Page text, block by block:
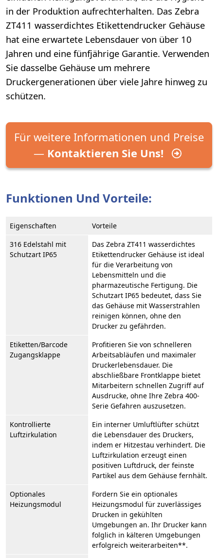
in der Produktion aufrechterhalten. Das Zebra
ZT411 wasserdichtes Etikettendrucker Gehäuse
hat eine erwartete Lebensdauer von über 10
Jahren und eine fünfjährige Garantie. Verwenden
Sie dasselbe Gehäuse um mehrere
Druckergenerationen über viele Jahre hinweg zu
schützen.
Für weitere Informationen und Preise
— Kontaktieren Sie Uns!
Funktionen Und Vorteile:
Eigenschaften
Vorteile
316 Edelstahl mit
Schutzart IP65
Das Zebra ZT411 wasserdichtes
Etikettendrucker Gehäuse ist ideal
für die Verarbeitung von
Lebensmitteln und die
pharmazeutische Fertigung. Die
Schutzart IP65 bedeutet, dass Sie
das Gehäuse mit Wasserstrahlen
reinigen können, ohne den
Drucker zu gefährden.
Etiketten/Barcode
Zugangsklappe
Profitieren Sie von schnelleren
Arbeitsabläufen und maximaler
Druckerlebensdauer. Die
abschließbare Frontklappe bietet
Mitarbeitern schnellen Zugriff auf
Ausdrucke, ohne Ihre Zebra 400-
Serie Gefahren auszusetzen.
Kontrollierte
Luftzirkulation
Ein interner Umluftlüfter schützt
die Lebensdauer des Druckers,
indem er Hitzestau verhindert. Die
Luftzirkulation erzeugt einen
positiven Luftdruck, der feinste
Partikel aus dem Gehäuse fernhält.
Optionales
Heizungsmodul
Fordern Sie ein optionales
Heizungsmodul für zuverlässiges
Drucken in gekühlten
Umgebungen an. Ihr Drucker kann
folglich in kälteren Umgebungen
erfolgreich weiterarbeiten**.